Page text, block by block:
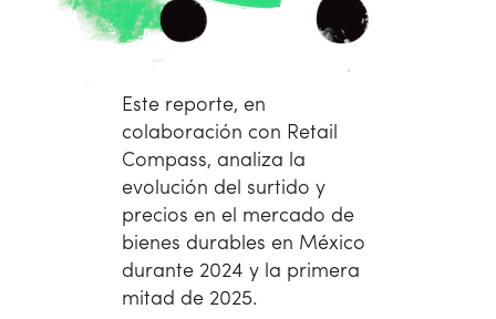
Este reporte, en
colaboración con Retail
Compass, analiza la
evolución del surtido y
precios en el mercado de
bienes durables en México
durante 2024 y la primera
mitad de 2025.